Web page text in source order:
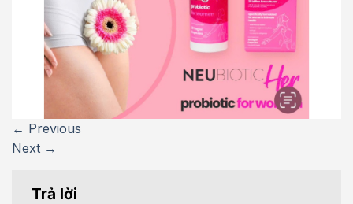
← Previous
Next →
Trả lời